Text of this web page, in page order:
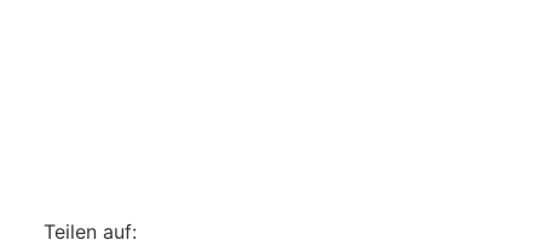
Teilen auf: